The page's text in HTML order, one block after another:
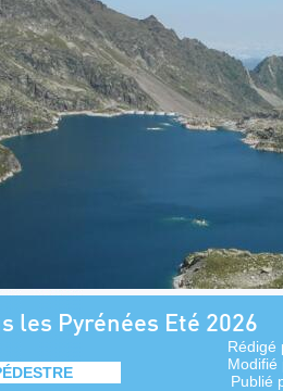
les Pyrénées Eté 2026
Publié